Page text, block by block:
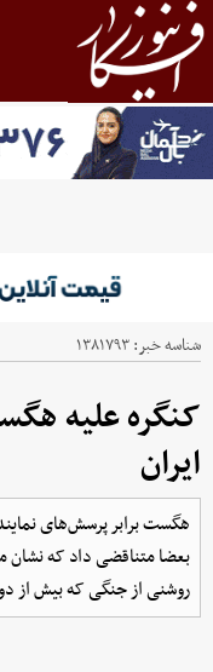
شناسه خبر:۱۳۸۱۷۹۳
کنگره علیه
ایران
هگست برابر پرسش‌های
بعضا متناقضی داد که نشان
روشنی از جنگی که بیش از